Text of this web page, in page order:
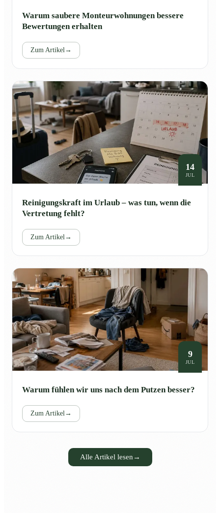
Warum saubere Monteurwohnungen bessere
Bewertungen erhalten
Zum Artikel→
14
JUL
Reinigungskraft im Urlaub – was tun, wenn die
Vertretung fehlt?
Zum Artikel→
9
JUL
Warum fühlen wir uns nach dem Putzen besser?
Zum Artikel→
Alle Artikel lesen →